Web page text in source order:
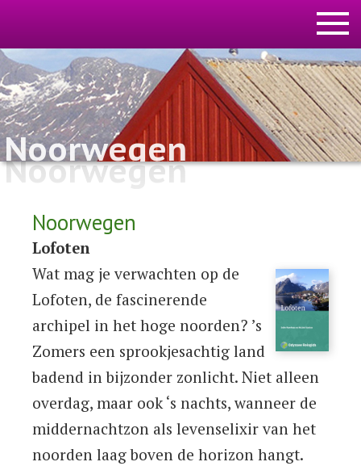
Noorwegen
Noorwegen
Noorwegen
Lofoten
Wat mag je verwachten op de
Lofoten, de fascinerende
archipel in het hoge noorden? ’s
Zomers een sprookjesachtig land
badend in bijzonder zonlicht. Niet alleen
overdag, maar ook ‘s nachts, wanneer de
middernachtzon als levenselixir van het
noorden laag boven de horizon hangt.